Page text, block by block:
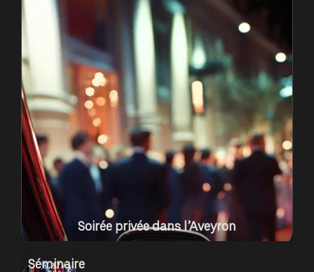
Soirée privée dans l’Aveyron
Séminaire